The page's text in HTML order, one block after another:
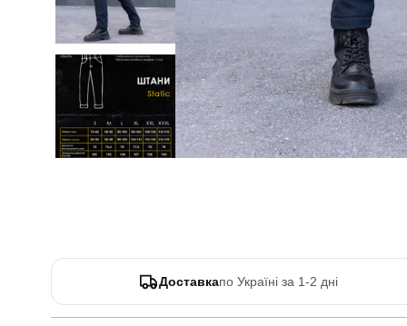
Доставкапо Україні за 1-2 дні